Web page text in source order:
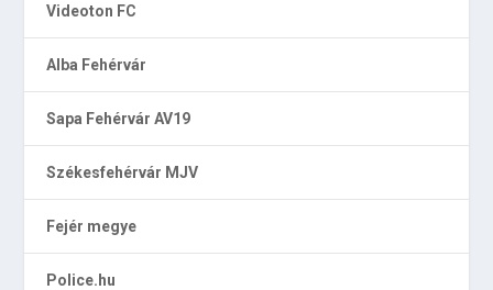
Videoton FC
Alba Fehérvár
Sapa Fehérvár AV19
Székesfehérvár MJV
Fejér megye
Police.hu